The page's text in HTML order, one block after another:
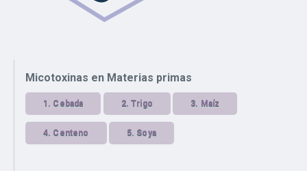
Micotoxinas en Materias primas
1. Cebada 2.Trigo 3. Maíz
4. Centeno 5. Soya